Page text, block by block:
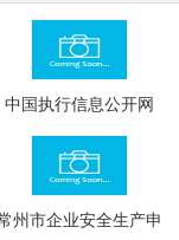
中国执行信息公开网
州市企业安全生产申